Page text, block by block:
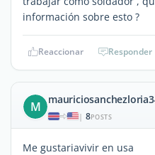
información sobre esto ?
Reaccionar Responder
M
| 8POSTS
Me gustariavivir en usa